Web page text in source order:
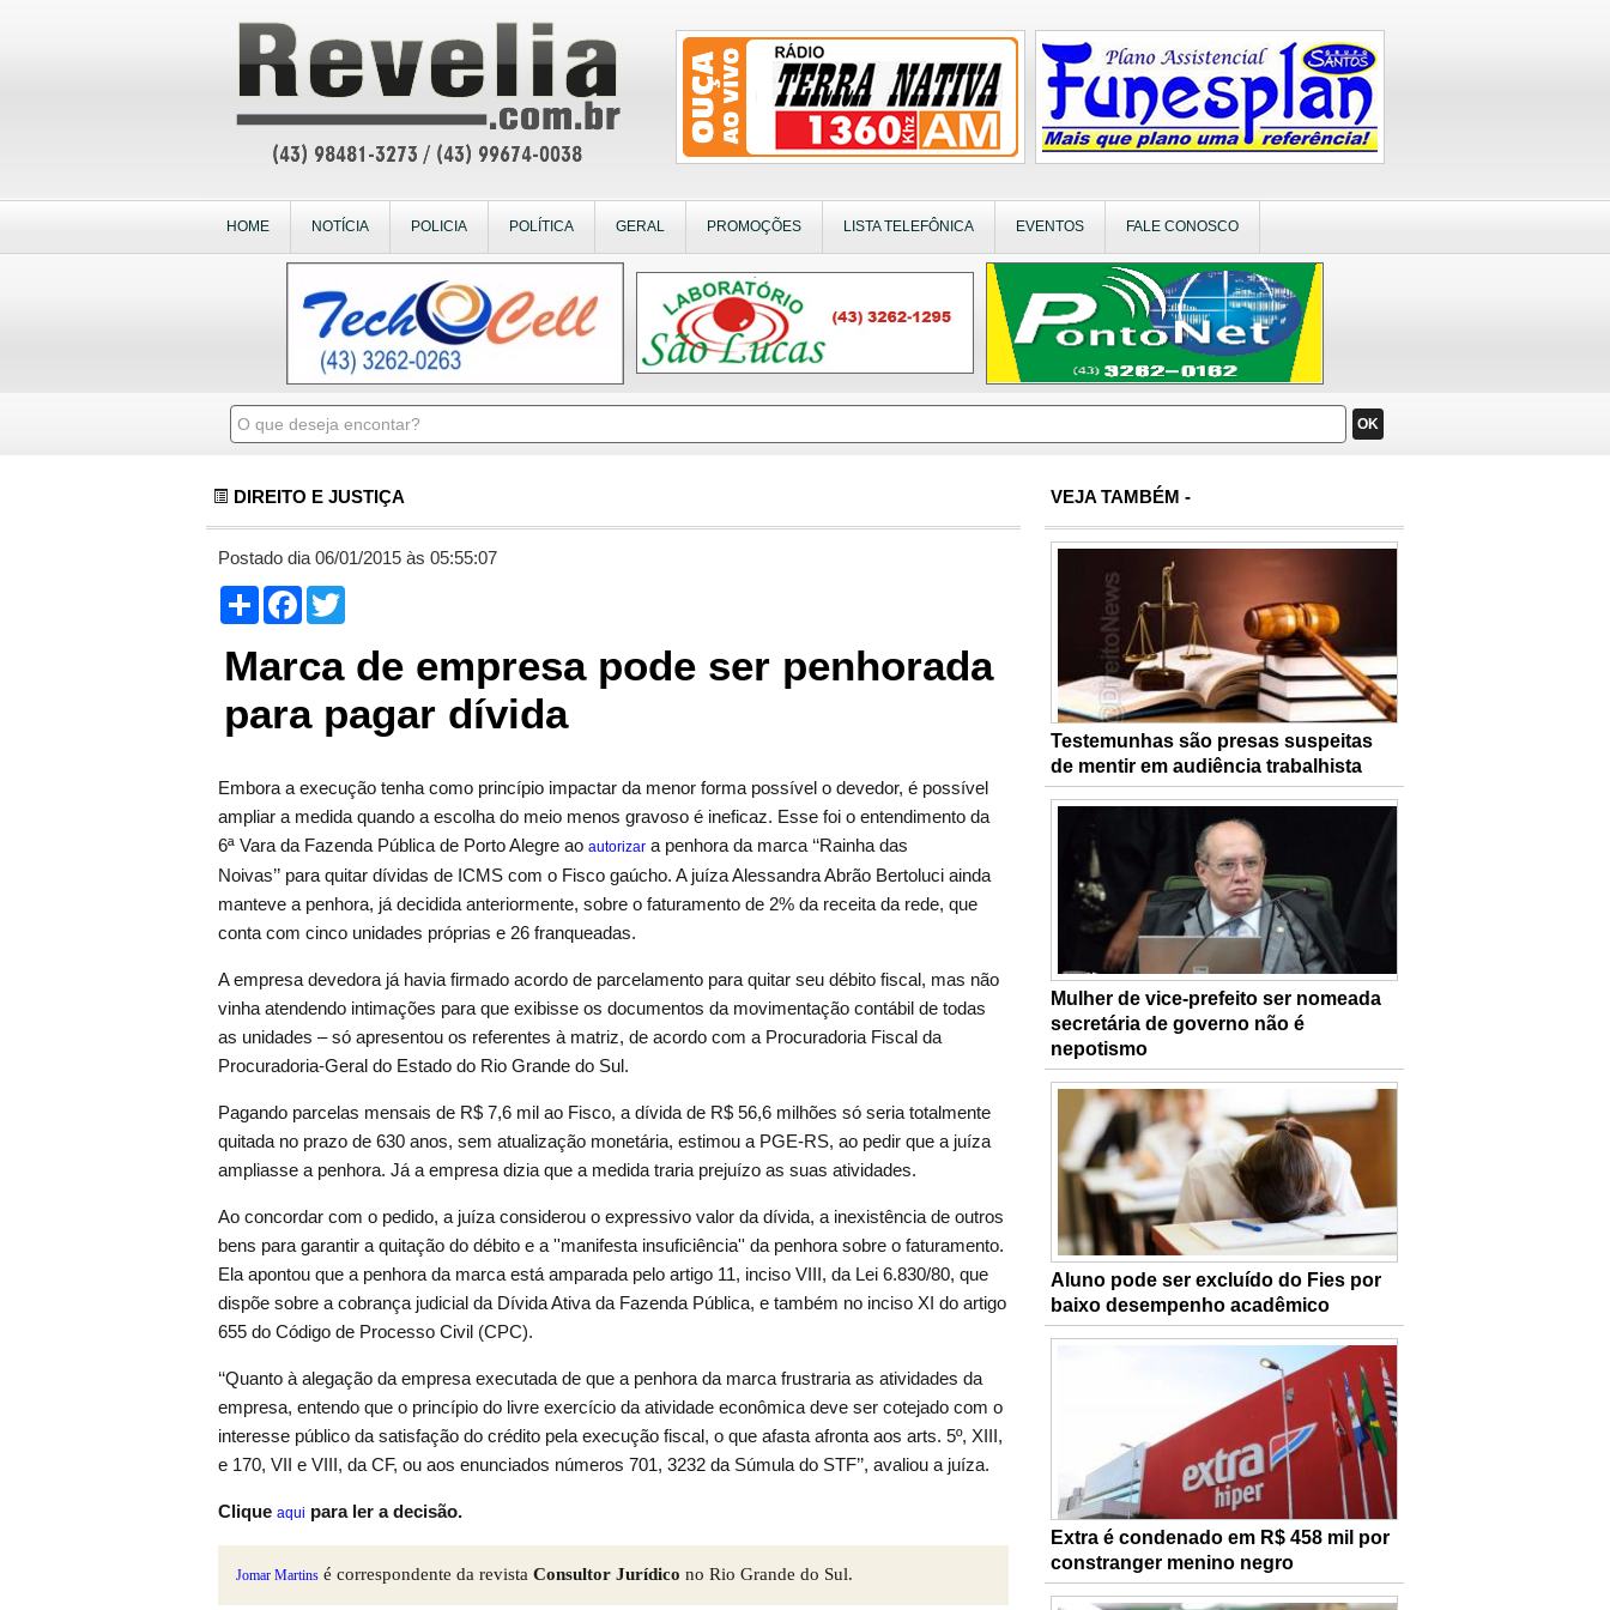
HOME NOTÍCIA POLICIA POLÍTICA GERAL PROMOÇÕES LISTA TELEFÔNICA EVENTOS FALE CONOSCO
OK
VEJA TAMBÉM -
Testemunhas são presas suspeitas
de mentir em audiência trabalhista
Mulher de vice-prefeito ser nomeada
secretária de governo não é
nepotismo
Aluno pode ser excluído do Fies por
baixo desempenho acadêmico
Extra é condenado em R$ 458 mil por
constranger menino negro
DIREITO E JUSTIÇA
Postado dia 06/01/2015 às 05:55:07
Compartilhar
Facebook
Marca de empresa pode ser penhorada
para pagar dívida
Embora a execução tenha como princípio impactar da menor forma possível o devedor, é possível
ampliar a medida quando a escolha do meio menos gravoso é ineficaz. Esse foi o entendimento da
6ª Vara da Fazenda Pública de Porto Alegre ao autorizar a penhora da marca ‘‘Rainha das
Noivas’’ para quitar dívidas de ICMS com o Fisco gaúcho. A juíza Alessandra Abrão Bertoluci ainda
manteve a penhora, já decidida anteriormente, sobre o faturamento de 2% da receita da rede, que
conta com cinco unidades próprias e 26 franqueadas.
A empresa devedora já havia firmado acordo de parcelamento para quitar seu débito fiscal, mas não
vinha atendendo intimações para que exibisse os documentos da movimentação contábil de todas
as unidades – só apresentou os referentes à matriz, de acordo com a Procuradoria Fiscal da
Procuradoria-Geral do Estado do Rio Grande do Sul.
Pagando parcelas mensais de R$ 7,6 mil ao Fisco, a dívida de R$ 56,6 milhões só seria totalmente
quitada no prazo de 630 anos, sem atualização monetária, estimou a PGE-RS, ao pedir que a juíza
ampliasse a penhora. Já a empresa dizia que a medida traria prejuízo as suas atividades.
Ao concordar com o pedido, a juíza considerou o expressivo valor da dívida, a inexistência de outros
bens para garantir a quitação do débito e a ''manifesta insuficiência'' da penhora sobre o faturamento.
Ela apontou que a penhora da marca está amparada pelo artigo 11, inciso VIII, da Lei 6.830/80, que
dispõe sobre a cobrança judicial da Dívida Ativa da Fazenda Pública, e também no inciso XI do artigo
655 do Código de Processo Civil (CPC).
‘‘Quanto à alegação da empresa executada de que a penhora da marca frustraria as atividades da
empresa, entendo que o princípio do livre exercício da atividade econômica deve ser cotejado com o
interesse público da satisfação do crédito pela execução fiscal, o que afasta afronta aos arts. 5º, XIII,
e 170, VII e VIII, da CF, ou aos enunciados números 701, 3232 da Súmula do STF’’, avaliou a juíza.
Clique aqui para ler a decisão.
Jomar Martins é correspondente da revista Consultor Jurídico no Rio Grande do Sul.